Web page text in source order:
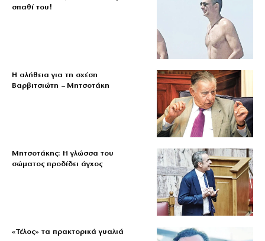
σπαθί του!
Η αλήθεια για τη σχέση
Βαρβιτσιώτη – Μητσοτάκη
Μητσοτάκης: Η γλώσσα του
σώματος προδίδει άγχος
«Τέλος» τα πρακτορικά γυαλιά